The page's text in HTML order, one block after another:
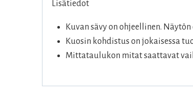
Lisätiedot
Kuvan sävy on ohjeellinen.
Kuosin kohdistus on jokaisessa
Mittataulukon mitat saattavat